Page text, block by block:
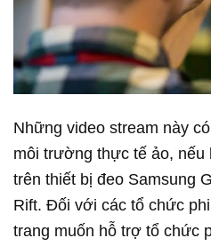
Những video stream này
môi trường thực tế ảo, nếu
trên thiết bị đeo Samsung
Rift. Đối với các tổ chức
trang muốn hỗ trợ tổ chức